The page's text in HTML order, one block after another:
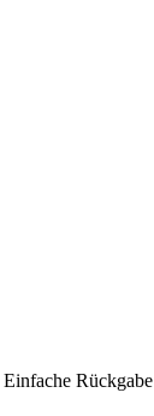
Einfache Rückgabe